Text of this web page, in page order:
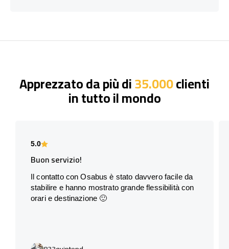
Apprezzato da più di35.000clienti
in tutto il mondo
5.0
Buon servizio!
Il contatto con Osabus è stato davvero facile da
stabilire e hanno mostrato grande flessibilità con
orari e destinazione 🙂